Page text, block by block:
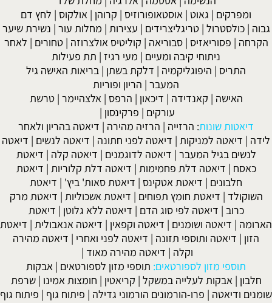
ומפרקים | גאוט | אוסטאופורוזיס | קרוהן | אולקוס | לחץ דם
גבוה |כולסטרול |טריגליצרידים | עצירות | מחלות עור | נשירת שיער
הקרחה | פסוריאזיס |סבוריאה | קוליטיס אולצרוזה |טחורים | לאחר
ניתוחי קיבה ומעיים | מעי רגיז | תת פעילות
התריס | היפוגליקמיה | דלקת בשתן | בריאות האישה גיל
המעבר | הריון ופוריות
האישה | קאנדידה | דיכאון | הרפס | אלצהיימר |טרשת
עורקים | פרקינסון |
דיאטות שונות: הרזייה | הרזיה מהירה | דיאטה בהריון ולאחר
לידה | דיאטה למניקות | דיאטה לפני חתונה | דיאטה לנשים | דיאטה
לנשים בגיל המעבר | דיאטה לדוגמנים | דיאטה קלה | דיאטת
כאסח | דיאטה דלת פחמימות | דיאטה דלת קלוריות | דיאטת
חלבונים | דיאטת אטקינס | דיאטת סאות' ביץ' | דיאטת
השוקולד | דיאטת חומץ תפוחים | דיאטת אשכוליות | דיאטת מרק
כרוב | דיאטה לפי סוג הדם | דיאטה ללא גלוטן | דיאטת
הארומה | דיאטה ושומנים | דיאטה וקפאין | דיאטה אנאבולית | דיאטת
הזון | דיאטה ותוספי תזונה | דיאטה לפני ואחרי | דיאטה מהירה
וקלה | דיאטה מהירה מאוד |
תוספי מזון לספורטאים: תוספי מזון לספורטאים | אבקות
חלבון | אבקות לעלייה במשקל | קריאטין | חומצות אמינו |שרפת
שומנים ודיאטה | פרו-הורמונים הורמוני גדילה | פיתוח גוף | פיתוח גוף